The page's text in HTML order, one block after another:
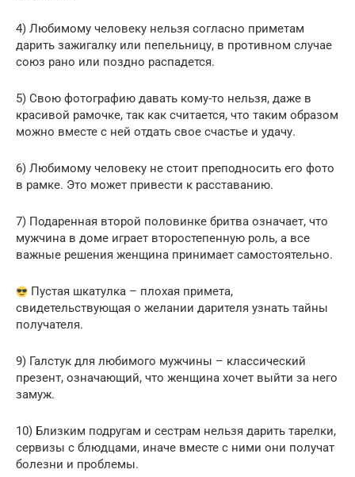
4) Любимому человеку нельзя согласно приметам
дарить зажигалку или пепельницу, в противном случае
союз рано или поздно распадется.
5) Свою фотографию давать кому-то нельзя, даже в
красивой рамочке, так как считается, что таким образом
можно вместе с ней отдать свое счастье и удачу.
6) Любимому человеку не стоит преподносить его фото
в рамке. Это может привести к расставанию.
7) Подаренная второй половинке бритва означает, что
мужчина в доме играет второстепенную роль, а все
важные решения женщина принимает самостоятельно.
Пустая шкатулка – плохая примета,
свидетельствующая о желании дарителя узнать тайны
получателя.
9) Галстук для любимого мужчины – классический
презент, означающий, что женщина хочет выйти за него
замуж.
10) Близким подругам и сестрам нельзя дарить тарелки,
сервизы с блюдцами, иначе вместе с ними они получат
болезни и проблемы.